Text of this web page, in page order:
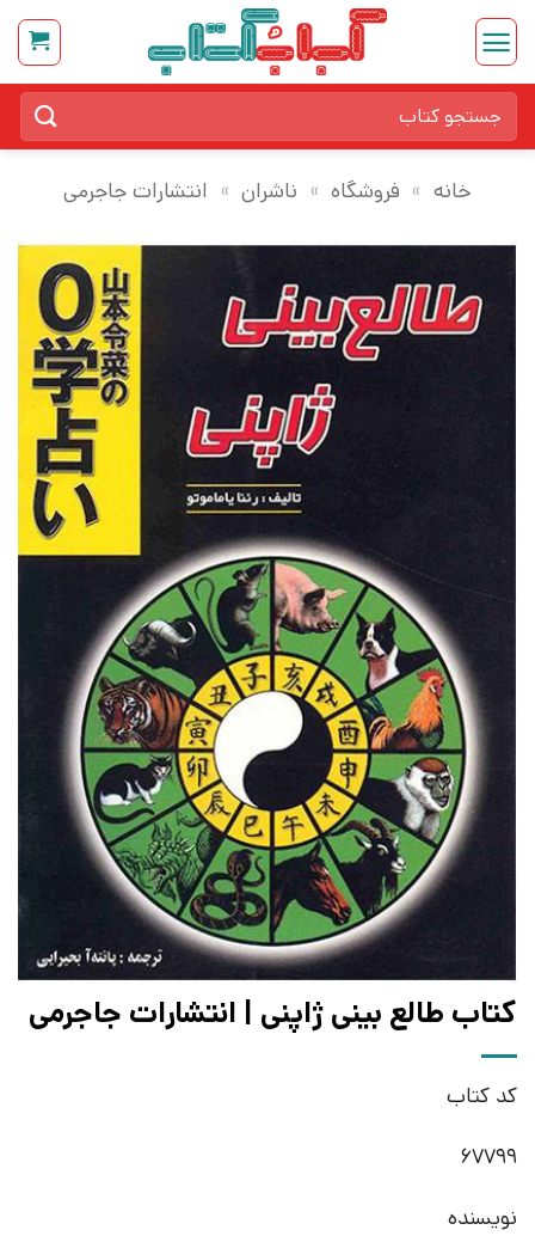
Skip
content
برای:
خانه » فروشگاه » ناشران » انتشارات جاجرمی
کتاب طالع بینی ژاپنی | انتشارات جاجرمی
کد کتاب
67799
نویسنده